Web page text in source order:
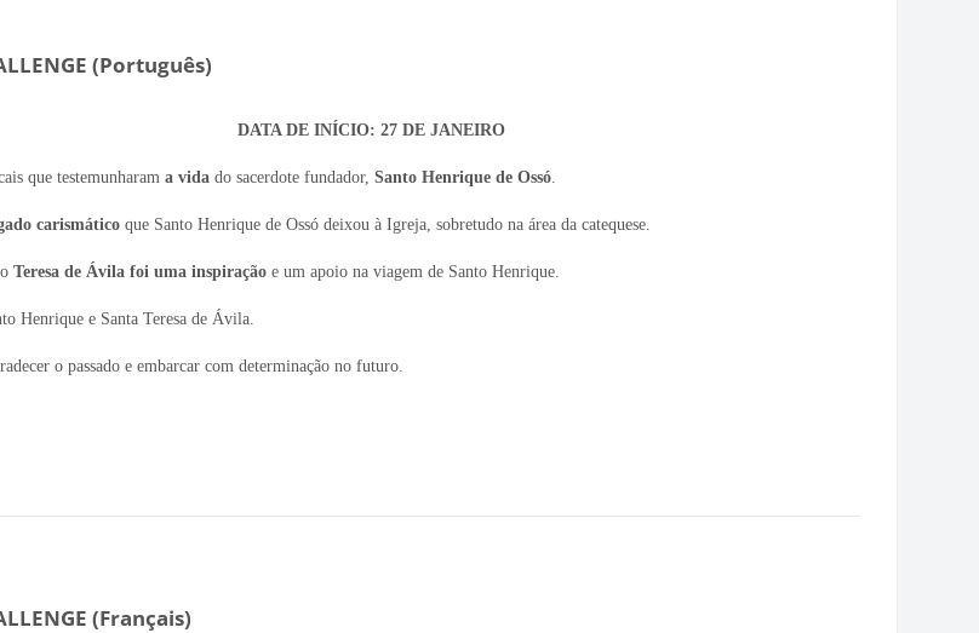
(Português)
disciplina
DATA DE INÍCIO: 27 DE JANEIRO
que testemunharama vida do sacerdote fundador,Santo Henrique de Ossó.
carismático que Santo Henrique de Ossó deixou à Igreja, sobretudo na área da catequese.
Teresa de Ávila foi uma inspiração e um apoio na viagem de Santo Henrique.
Henrique e Santa Teresa de Ávila.
o passado e embarcar com determinação no futuro.
(Français)